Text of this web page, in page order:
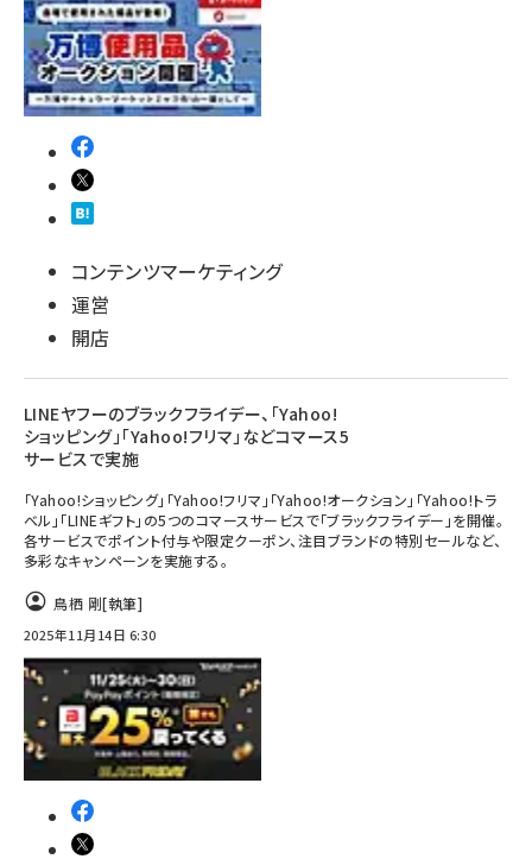
コンテンツマーケティング
運営
開店
LINEヤフーのブラックフライデー、「Yahoo!
ショッピング」「Yahoo!フリマ」などコマース5
サービスで実施
「Yahoo!ショッピング」「Yahoo!フリマ」「Yahoo!オークション」「Yahoo!トラ
ベル」「LINEギフト」の5つのコマースサービスで「ブラックフライデー」を開催。
各サービスでポイント付与や限定クーポン、注目ブランドの特別セールなど、
多彩なキャンペーンを実施する。
鳥栖 剛[執筆]
2025年11月14日 6:30